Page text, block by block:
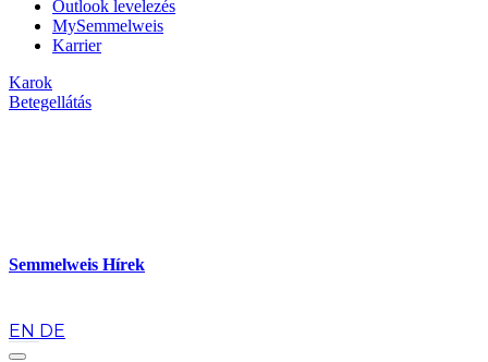
Outlook levelezés
MySemmelweis
Karrier
Karok
Betegellátás
Semmelweis Hírek
EN DE